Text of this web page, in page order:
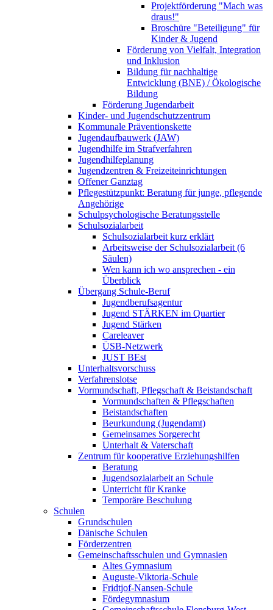
Projektförderung "Mach was
draus!"
Broschüre "Beteiligung" für
Kinder & Jugend
Förderung von Vielfalt, Integration
und Inklusion
Bildung für nachhaltige
Entwicklung (BNE) / Ökologische
Bildung
Förderung Jugendarbeit
Kinder- und Jugendschutzzentrum
Kommunale Präventionskette
Jugendaufbauwerk (JAW)
Jugendhilfe im Strafverfahren
Jugendhilfeplanung
Jugendzentren & Freizeiteinrichtungen
Offener Ganztag
Pflegestützpunkt: Beratung für junge, pflegende
Angehörige
Schulpsychologische Beratungsstelle
Schulsozialarbeit
Schulsozialarbeit kurz erklärt
Arbeitsweise der Schulsozialarbeit (6
Säulen)
Wen kann ich wo ansprechen - ein
Überblick
Übergang Schule-Beruf
Jugendberufsagentur
Jugend STÄRKEN im Quartier
Jugend Stärken
Careleaver
ÜSB-Netzwerk
JUST BEst
Unterhaltsvorschuss
Verfahrenslotse
Vormundschaft, Pflegschaft & Beistandschaft
Vormundschaften & Pflegschaften
Beistandschaften
Beurkundung (Jugendamt)
Gemeinsames Sorgerecht
Unterhalt & Vaterschaft
Zentrum für kooperative Erziehungshilfen
Beratung
Jugendsozialarbeit an Schule
Unterricht für Kranke
Temporäre Beschulung
Schulen
Grundschulen
Dänische Schulen
Förderzentren
Gemeinschaftsschulen und Gymnasien
Altes Gymnasium
Auguste-Viktoria-Schule
Fridtjof-Nansen-Schule
Fördegymnasium